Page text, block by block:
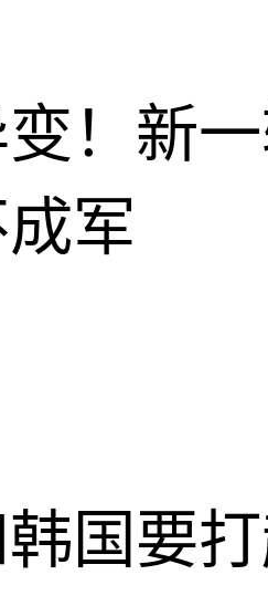
！新
军
国要